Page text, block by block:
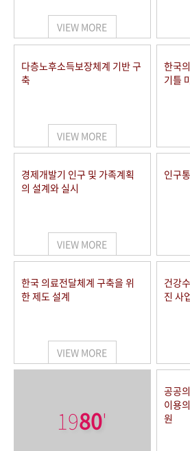
세계와 함께 한 KIHASA
VR 역사관
VIEW MORE
다층노후소득보장체계 기반 구
축
VIEW MORE
한국
기틀
경제개발기 인구 및 가족계획
의 설계와 실시
VIEW MORE
인구
한국 의료전달체계 구축을 위
한 제도 설계
VIEW MORE
건강
진 사
1980'
공공
이용
원